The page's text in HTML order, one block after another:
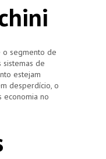
o segmento de
de
estejam
desperdício, o
economia no